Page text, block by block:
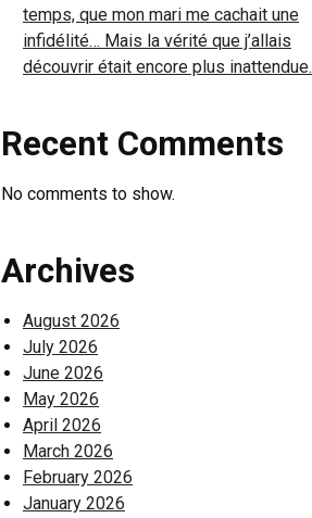
temps, que mon mari me cachait une
infidélité… Mais la vérité que j’allais
découvrir était encore plus inattendue.
Recent Comments
No comments to show.
Archives
August 2026
July 2026
June 2026
May 2026
April 2026
March 2026
February 2026
January 2026